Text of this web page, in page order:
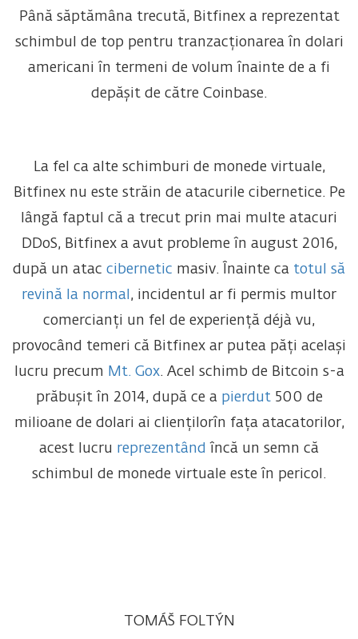
Până săptămâna trecută, Bitfinex a reprezentat
schimbul de top pentru tranzacționarea în dolari
americani în termeni de volum înainte de a fi
depășit de către Coinbase.
La fel ca alte schimburi de monede virtuale,
Bitfinex nu este străin de atacurile cibernetice. Pe
lângă faptul că a trecut prin mai multe atacuri
DDoS, Bitfinex a avut probleme în august 2016,
după un atac cibernetic masiv. Înainte ca totul să
revină la normal , incidentul ar fi permis multor
comercianți un fel de experiență déjà vu,
provocând temeri că Bitfinex ar putea păți același
lucru precum Mt. Gox. Acel schimb de Bitcoin s-a
prăbușit în 2014, după ce a pierdut500 de
milioane de dolari ai cliențilorîn fața atacatorilor,
acest lucru reprezentând încă un semn că
schimbul de monede virtuale este în pericol.
TOMÁŠ FOLTÝN